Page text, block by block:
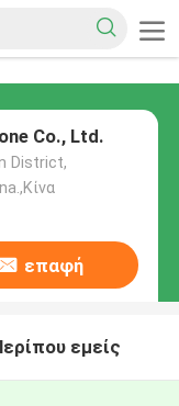
Co., Ltd.
District,
επαφή
εμείς